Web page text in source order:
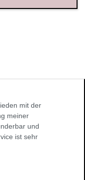
mit der
meiner
und
ist sehr